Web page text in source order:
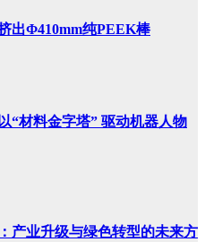
出Φ410mm纯PEEK棒
“材料金字塔” 驱动机器人物
产业升级与绿色转型的未来方